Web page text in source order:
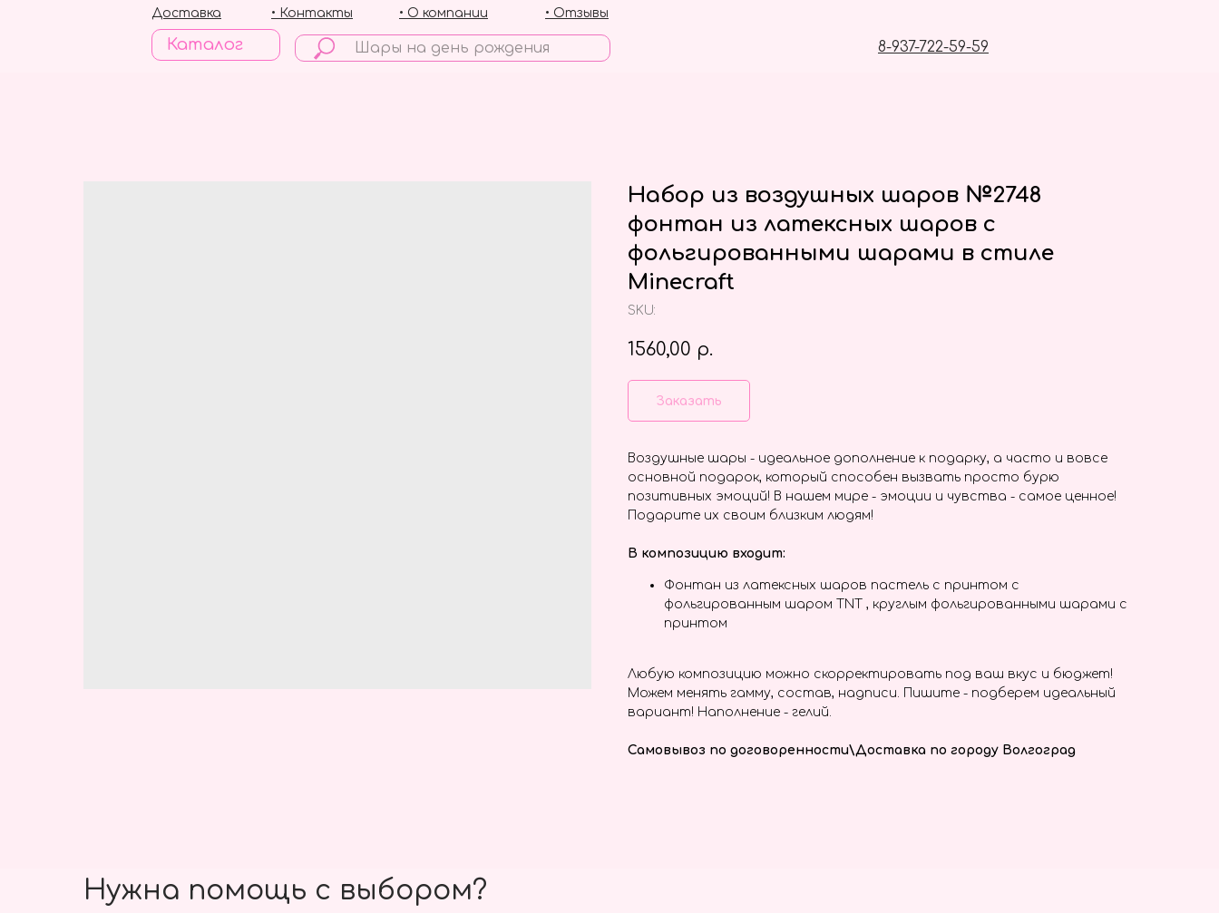
Каталог 8-937-722-59-59
• Отзывы
• О компании
• Контакты
Доставка
Набор из воздушных шаров №2748
фонтан из латексных шаров с
фольгированными шарами в стиле
Minecraft
SKU:
1560,00 р.
Заказать
Воздушные шары - идеальное дополнение к подарку, а часто и вовсе
основной подарок, который способен вызвать просто бурю
позитивных эмоций! В нашем мире - эмоции и чувства - самое ценное!
Подарите их своим близким людям!
В композицию входит:
Фонтан из латексных шаров пастель с принтом с
фольгированным шаром TNT , круглым фольгированными шарами с
принтом
Любую композицию можно скорректировать под ваш вкус и бюджет!
Можем менять гамму, состав, надписи. Пишите - подберем идеальный
вариант! Наполнение - гелий.
Самовывоз по договоренности\Доставка по городу Волгоград
Нужна помощь с выбором?